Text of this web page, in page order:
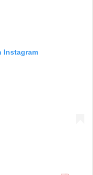
Instagram